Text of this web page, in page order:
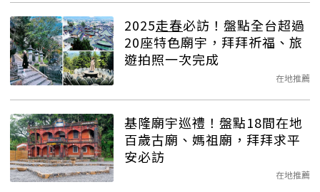
2025走春必訪！盤點全台超過
20座特色廟宇，拜拜祈福、旅
遊拍照一次完成
在地推薦
基隆廟宇巡禮！盤點18間在地
百歲古廟、媽祖廟，拜拜求平
安必訪
在地推薦